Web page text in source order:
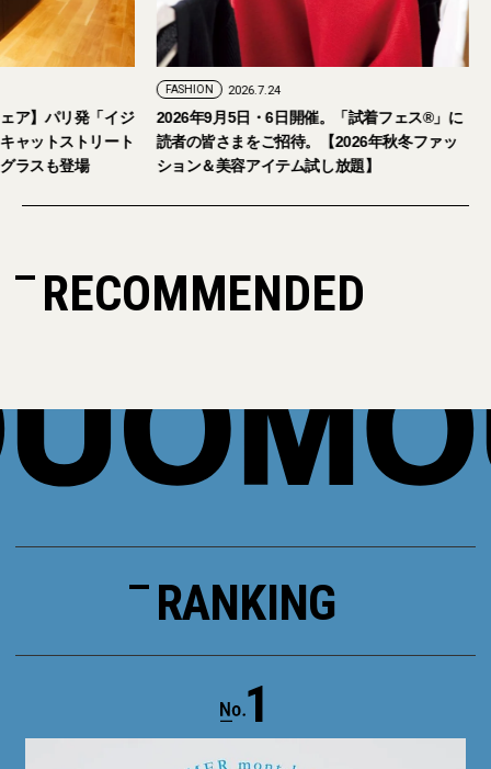
ア】パリ発「イジ
ャットストリート
ラスも登場
FASHION 2026.7.24
2026年9月5日・6日開催。「試着フェス®︎」に
読者の皆さまをご招待。【2026年秋冬ファッ
ション＆美容アイテム試し放題】
RECOMMENDED
RANKING
1